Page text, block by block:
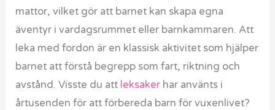
mattor, vilket gör att barnet kan skapa egna
äventyr i vardagsrummet eller barnkammaren. Att
leka med fordon är en klassisk aktivitet som hjälper
barnet att förstå begrepp som fart, riktning och
avstånd. Visste du att leksaker har använts i
årtusenden för att förbereda barn för vuxenlivet?